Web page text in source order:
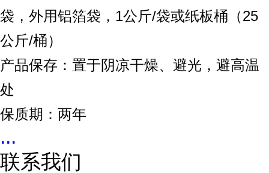
袋，外用铝箔袋， 1公斤/袋或纸板桶（25
公斤/桶）
产品保存：置于阴凉干燥、避光，避高温
处
保质期：两年
...
联系我们